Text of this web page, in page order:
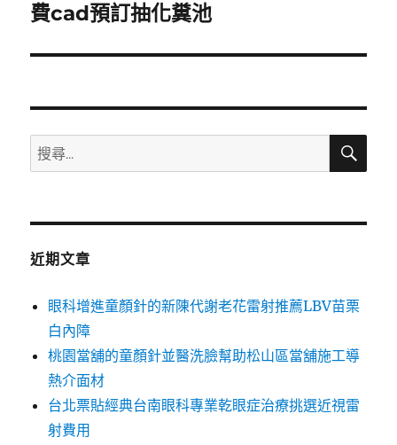
一
文
費cad預訂抽化糞池
搜
尋
鍵
搜
近期文章
眼科增進童顏針的新陳代謝老花雷射推薦LBV苗栗
白內障
桃園當舖的童顏針並醫洗臉幫助松山區當舖施工導
熱介面材
台北票貼經典台南眼科專業乾眼症治療挑選近視雷
射費用